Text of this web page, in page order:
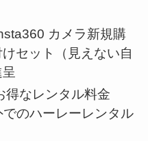
カメラ新規購
セット（見えない自
得なレンタル料金
でのハーレーレンタル